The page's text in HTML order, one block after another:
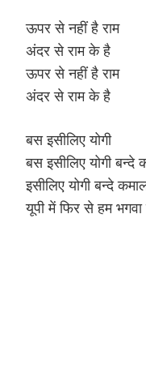
ऊपर से नहीं है राम
अंदर से राम के है
ऊपर से नहीं है राम
अंदर से राम के है
बस इसीलिए योगी
बस इसीलिए योगी
इसीलिए योगी बन्दे
यूपी में फिर से हम भगवा